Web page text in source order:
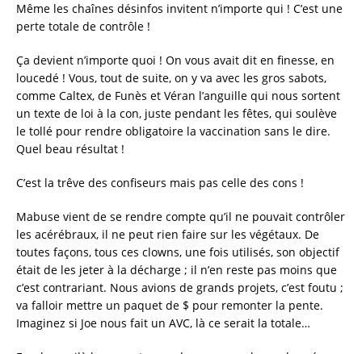
Même les chaînes désinfos invitent n’importe qui ! C’est une
perte totale de contrôle !
Ça devient n’importe quoi ! On vous avait dit en finesse, en
loucedé ! Vous, tout de suite, on y va avec les gros sabots,
comme Caltex, de Funès et Véran l’anguille qui nous sortent
un texte de loi à la con, juste pendant les fêtes, qui soulève
le tollé pour rendre obligatoire la vaccination sans le dire.
Quel beau résultat !
C’est la trêve des confiseurs mais pas celle des cons !
Mabuse vient de se rendre compte qu’il ne pouvait contrôler
les acérébraux, il ne peut rien faire sur les végétaux. De
toutes façons, tous ces clowns, une fois utilisés, son objectif
était de les jeter à la décharge ; il n’en reste pas moins que
c’est contrariant. Nous avions de grands projets, c’est foutu ;
va falloir mettre un paquet de $ pour remonter la pente.
Imaginez si Joe nous fait un AVC, là ce serait la totale…